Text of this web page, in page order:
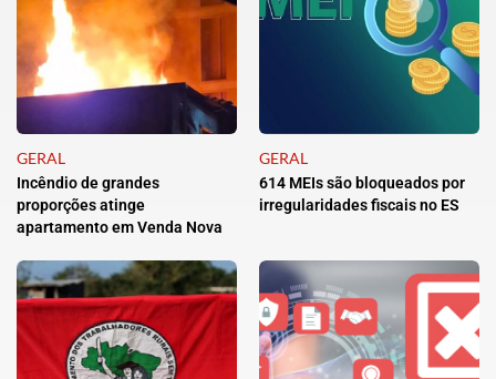
GERAL
Incêndio de grandes
proporções atinge
apartamento em Venda Nova
GERAL
614 MEIs são bloqueados por
irregularidades fiscais no ES